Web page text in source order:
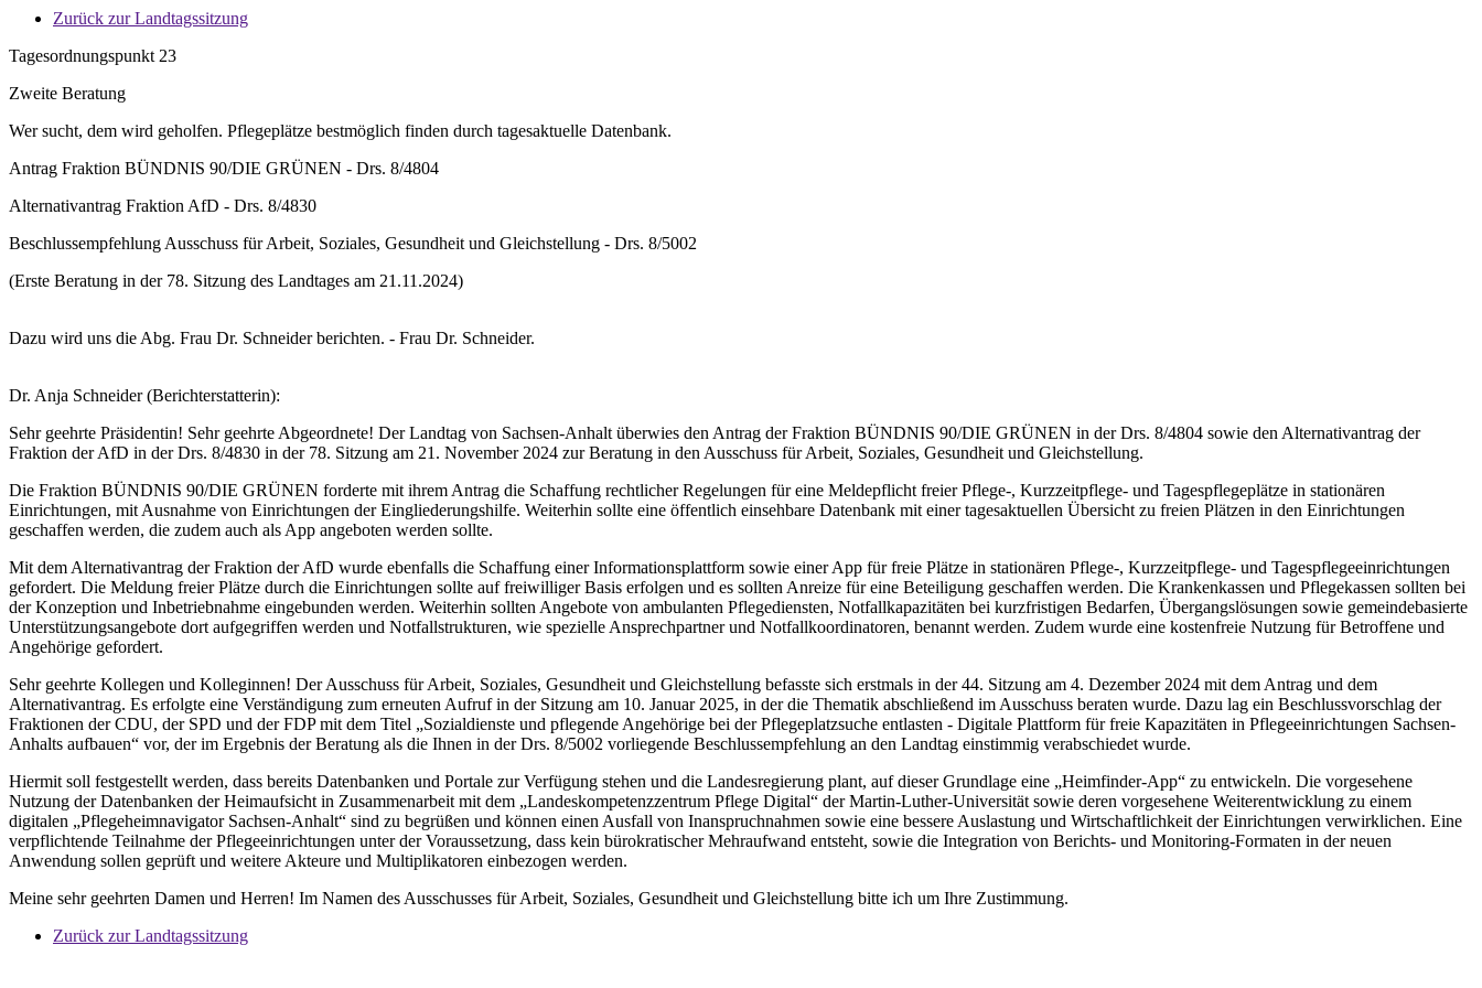
Zurück zur Landtagssitzung
Tagesordnungspunkt 23
Zweite Beratung
Wer sucht, dem wird geholfen. Pflegeplätze bestmöglich finden durch tagesaktuelle Datenbank.
Antrag Fraktion BÜNDNIS 90/DIE GRÜNEN - Drs. 8/4804
Alternativantrag Fraktion AfD - Drs. 8/4830
Beschlussempfehlung Ausschuss für Arbeit, Soziales, Gesundheit und Gleichstellung - Drs. 8/5002
(Erste Beratung in der 78. Sitzung des Landtages am 21.11.2024)
Dazu wird uns die Abg. Frau Dr. Schneider berichten. - Frau Dr. Schneider.
Dr. Anja Schneider (Berichterstatterin):
Sehr geehrte Präsidentin! Sehr geehrte Abgeordnete! Der Landtag von Sachsen-Anhalt überwies den Antrag der Fraktion BÜNDNIS 90/DIE GRÜNEN in der Drs. 8/4804 sowie den Alternativantrag der
Fraktion der AfD in der Drs. 8/4830 in der 78. Sitzung am 21. November 2024 zur Beratung in den Ausschuss für Arbeit, Soziales, Gesundheit und Gleichstellung.
Die Fraktion BÜNDNIS 90/DIE GRÜNEN forderte mit ihrem Antrag die Schaffung rechtlicher Regelungen für eine Meldepflicht freier Pflege-, Kurzzeitpflege- und Tagespflegeplätze in stationären
Einrichtungen, mit Ausnahme von Einrichtungen der Eingliederungshilfe. Weiterhin sollte eine öffentlich einsehbare Datenbank mit einer tagesaktuellen Übersicht zu freien Plätzen in den Einrichtungen
geschaffen werden, die zudem auch als App angeboten werden sollte.
Mit dem Alternativantrag der Fraktion der AfD wurde ebenfalls die Schaffung einer Informationsplattform sowie einer App für freie Plätze in stationären Pflege-, Kurzzeitpflege- und Tagespflegeeinrichtungen
gefordert. Die Meldung freier Plätze durch die Einrichtungen sollte auf freiwilliger Basis erfolgen und es sollten Anreize für eine Beteiligung geschaffen werden. Die Krankenkassen und Pflegekassen sollten bei
der Konzeption und Inbetriebnahme eingebunden werden. Weiterhin sollten Angebote von ambulanten Pflegediensten, Notfallkapazitäten bei kurzfristigen Bedarfen, Übergangslösungen sowie gemeindebasierte
Unterstützungsangebote dort aufgegriffen werden und Notfallstrukturen, wie spezielle Ansprechpartner und Notfallkoordinatoren, benannt werden. Zudem wurde eine kostenfreie Nutzung für Betroffene und
Angehörige gefordert.
Sehr geehrte Kollegen und Kolleginnen! Der Ausschuss für Arbeit, Soziales, Gesundheit und Gleichstellung befasste sich erstmals in der 44. Sitzung am 4. Dezember 2024 mit dem Antrag und dem
Alternativantrag. Es erfolgte eine Verständigung zum erneuten Aufruf in der Sitzung am 10. Januar 2025, in der die Thematik abschließend im Ausschuss beraten wurde. Dazu lag ein Beschlussvorschlag der
Fraktionen der CDU, der SPD und der FDP mit dem Titel „Sozialdienste und pflegende Angehörige bei der Pflegeplatzsuche entlasten - Digitale Plattform für freie Kapazitäten in Pflegeeinrichtungen Sachsen-
Anhalts aufbauen“ vor, der im Ergebnis der Beratung als die Ihnen in der Drs. 8/5002 vorliegende Beschlussempfehlung an den Landtag einstimmig verabschiedet wurde.
Hiermit soll festgestellt werden, dass bereits Datenbanken und Portale zur Verfügung stehen und die Landesregierung plant, auf dieser Grundlage eine „Heimfinder-App“ zu entwickeln. Die vorgesehene
Nutzung der Datenbanken der Heimaufsicht in Zusammenarbeit mit dem „Landeskompetenzzentrum Pflege Digital“ der Martin-Luther-Universität sowie deren vorgesehene Weiterentwicklung zu einem
digitalen „Pflegeheimnavigator Sachsen-Anhalt“ sind zu begrüßen und können einen Ausfall von Inanspruchnahmen sowie eine bessere Auslastung und Wirtschaftlichkeit der Einrichtungen verwirklichen. Eine
verpflichtende Teilnahme der Pflegeeinrichtungen unter der Voraussetzung, dass kein bürokratischer Mehraufwand entsteht, sowie die Integration von Berichts- und Monitoring-Formaten in der neuen
Anwendung sollen geprüft und weitere Akteure und Multiplikatoren einbezogen werden.
Meine sehr geehrten Damen und Herren! Im Namen des Ausschusses für Arbeit, Soziales, Gesundheit und Gleichstellung bitte ich um Ihre Zustimmung.
Zurück zur Landtagssitzung